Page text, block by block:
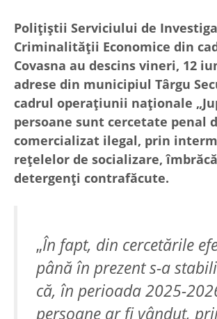
Polițiștii Serviciului de
Criminalității Economice din
Covasna au descins vineri, 12
adrese din municipiul Târgu
cadrul operațiunii naționale
persoane sunt cercetate penal
comercializat ilegal, prin
rețelelor de socializare,
detergenți contrafăcute.
„În fapt, din cercetările
până în prezent s-a
că, în perioada 2025-
persoane ar fi vândut,